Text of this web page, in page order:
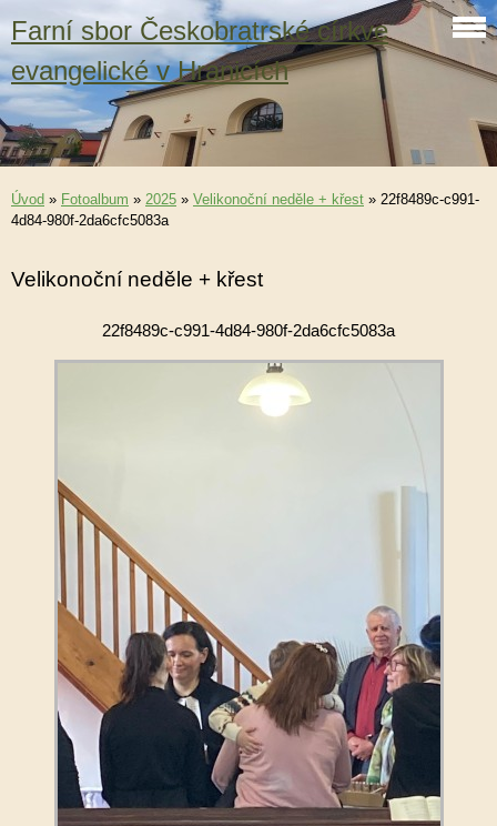
Farní sbor Českobratrské církve
evangelické v Hranicích
Úvod » Fotoalbum » 2025 » Velikonoční neděle + křest » 22f8489c-c991-
4d84-980f-2da6cfc5083a
Velikonoční neděle + křest
22f8489c-c991-4d84-980f-2da6cfc5083a